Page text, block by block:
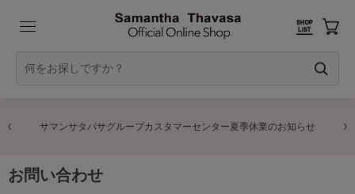
サマンサタバサグループカスタマーセンター夏季休業のお知らせ
お問い合わせ